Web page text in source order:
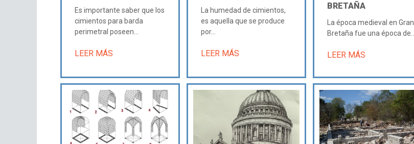
Es importante saber que los
cimientos para barda
perimetral poseen...
LEER MÁS
La humedad de cimientos,
es aquella que se produce
por...
LEER MÁS
BRETAÑA
La época medieval en Gran
Bretaña fue una época de...
LEER MÁS